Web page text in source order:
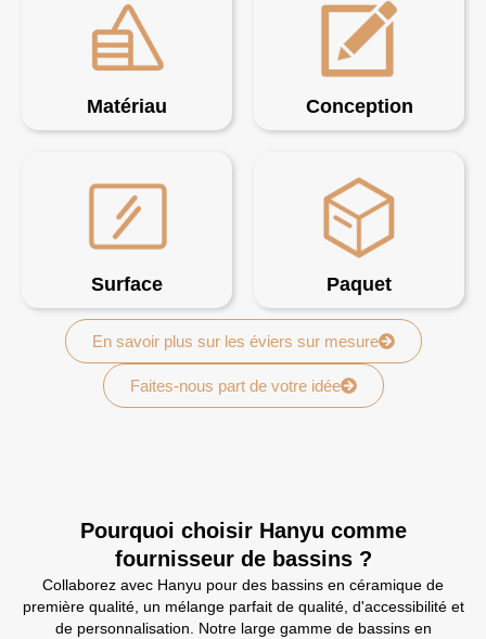
Matériau Conception
Surface Paquet
En savoir plus sur les éviers sur mesure
Faites-nous part de votre idée
Pourquoi choisir Hanyu comme
fournisseur de bassins ?
Collaborez avec Hanyu pour des bassins en céramique de
première qualité, un mélange parfait de qualité, d'accessibilité et
de personnalisation. Notre large gamme de bassins en